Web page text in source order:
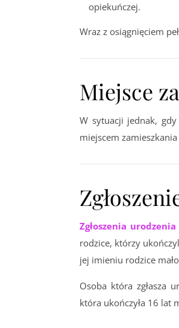
opiekuńczej.
Wraz z osiągnięciem
Miejsce
W sytuacji jednak,
miejscem
Zgłoszenia
rodzice, którzy
jej imieniu rodzice
Osoba która zgłasza
która ukończyła 16 lat